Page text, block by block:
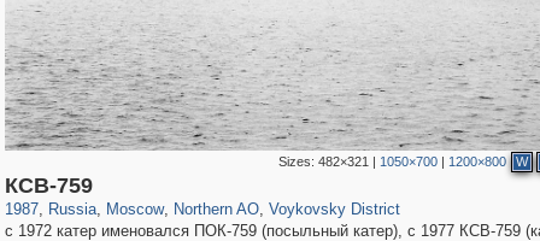
Sizes: 482×321 | 1050×700| 1200×800 W
КСВ-759
1987, Russia
1,407,361
, Moscow
319,882
, Northern AO, Voykovsky District
с 1972 катер именовался ПОК-759 (посыльный катер), с 1977 КСВ-759